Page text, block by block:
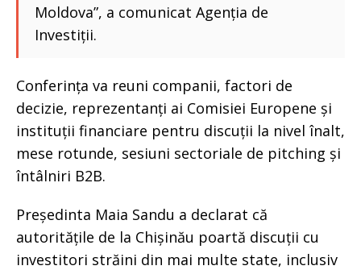
Moldova”, a comunicat Agenția de
Investiții.
Conferința va reuni companii, factori de
decizie, reprezentanți ai Comisiei Europene și
instituții financiare pentru discuții la nivel înalt,
mese rotunde, sesiuni sectoriale de pitching și
întâlniri B2B.
Președinta Maia Sandu a declarat că
autoritățile de la Chișinău poartă discuții cu
investitori străini din mai multe state, inclusiv